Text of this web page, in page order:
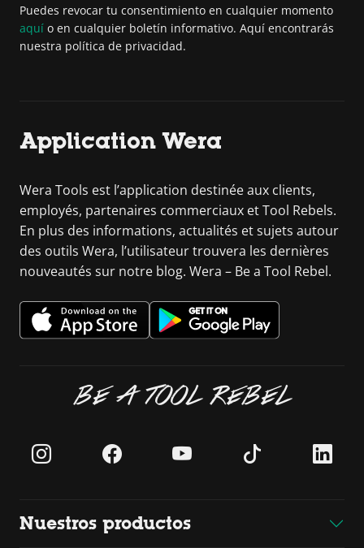
Puedes revocar tu consentimiento en cualquier momento
aquí o en cualquier boletín informativo. Aquí encontrarás
nuestra política de privacidad.
Application Wera
Wera Tools est l’application destinée aux clients,
employés, partenaires commerciaux et Tool Rebels.
En plus des informations, actualités et sujets autour
des outils Wera, l’utilisateur trouvera les dernières
nouveautés sur notre blog. Wera – Be a Tool Rebel.
BE A TOOL REBEL
Nuestros productos